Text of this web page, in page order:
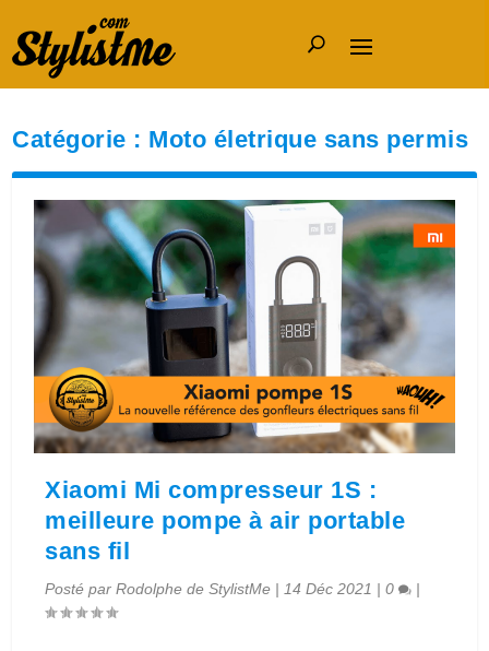
Catégorie : Moto életrique sans permis
Xiaomi Mi compresseur 1S :
meilleure pompe à air portable
sans fil
Posté parRodolphe de StylistMe | 14 Déc 2021 |0 |